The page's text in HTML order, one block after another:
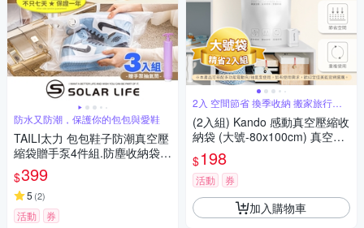
防水又防潮，保護你的包包與愛鞋
TAILI太力 包包鞋子防潮真空壓
縮袋贈手泵4件組.防塵收納袋
包包壓縮袋 球鞋真空袋 換季收
納 防氧化密封
$399
5 (2)
活動 券
2入 空間節省 換季收納 搬家旅行收
納
(2入組) Kando 感動真空壓縮收
納袋 (大號-80x100cm) 真空收
納袋 壓縮收納袋 長效密封收納
袋 省空間收納神器換季衣物壓
縮收納推薦
$198
活動 券
加入購物車